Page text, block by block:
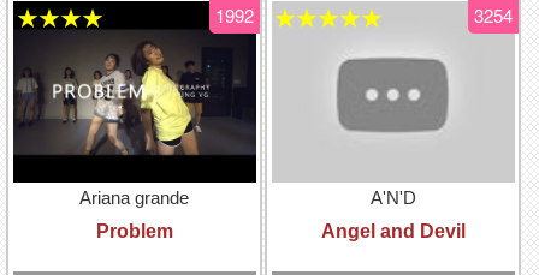
Ariana grande
Problem
1992
★★★★
A'N'D
Angel and Devil
3254
★★★★★